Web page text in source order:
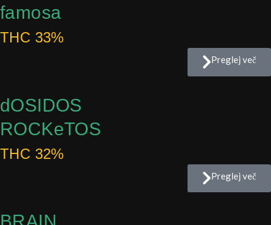
famosa
THC 33%
Preglej več
dOSIDOS
ROCKeTOS
THC 32%
Preglej več